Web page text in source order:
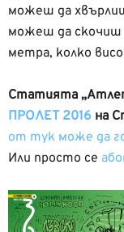
можеш да
можеш да скочиш
метра, колко
Статията
ПРОЛЕТ 2016 на
от тук може да
Или просто се